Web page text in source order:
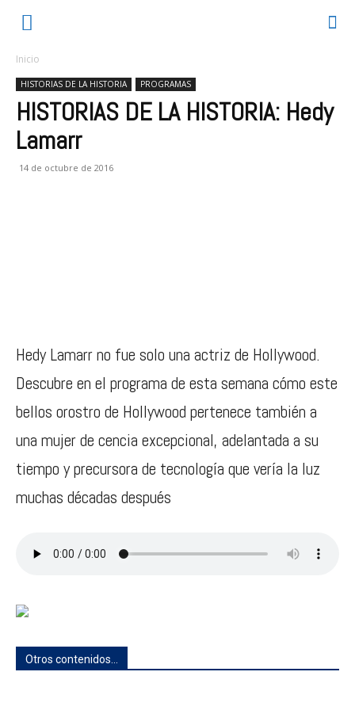
Inicio
HISTORIAS DE LA HISTORIA PROGRAMAS
HISTORIAS DE LA HISTORIA: Hedy
Lamarr
14 de octubre de 2016
Hedy Lamarr no fue solo una actriz de Hollywood.
Descubre en el programa de esta semana cómo este
bellos orostro de Hollywood pertenece también a
una mujer de cencia excepcional, adelantada a su
tiempo y precursora de tecnología que vería la luz
muchas décadas después
Otros contenidos...